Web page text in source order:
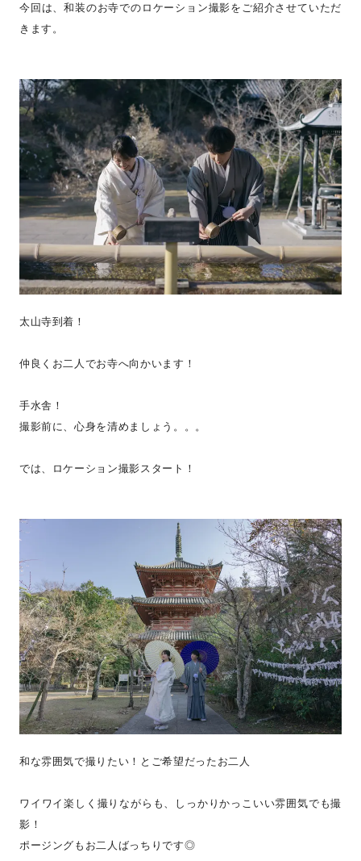
今回は、和装のお寺でのロケーション撮影をご紹介させていただ
きます。
太山寺到着！
仲良くお二人でお寺へ向かいます！
手水舎！
撮影前に、心身を清めましょう。。。
では、ロケーション撮影スタート！
和な雰囲気で撮りたい！とご希望だったお二人
ワイワイ楽しく撮りながらも、しっかりかっこいい雰囲気でも撮
影！
ポージングもお二人ばっちりです◎